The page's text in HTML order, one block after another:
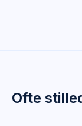
Ofte